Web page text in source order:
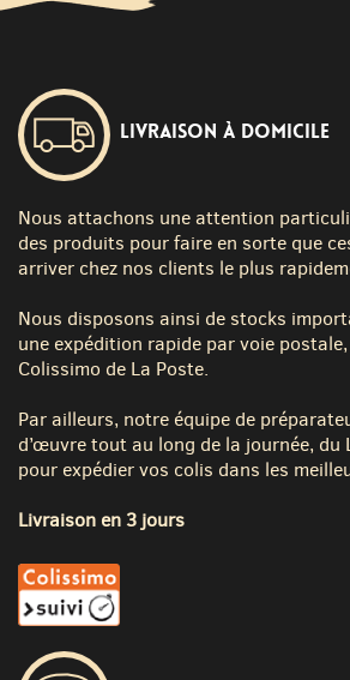
Livraison à domicile
Nous attachons une attention
des produits pour faire en sorte que
arriver chez nos clients le plus
Nous disposons ainsi de stocks
une expédition rapide par voie
Colissimo de La Poste.
Par ailleurs, notre équipe de
d’œuvre tout au long de la journée, du
pour expédier vos colis dans les
Livraison en 3 jours